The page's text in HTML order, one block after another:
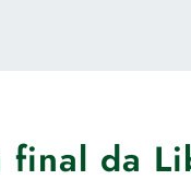
final da